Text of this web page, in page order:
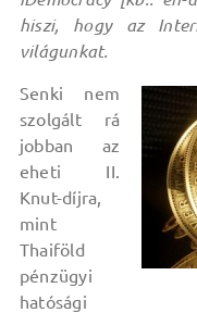
hiszi, hogy az
világunkat.
Senki nem
szolgált rá
jobban az
eheti II.
Knut-díjra,
mint
Thaiföld
pénzügyi
hatósági